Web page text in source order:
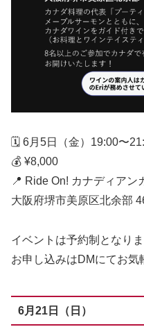
🗓 6月5日（金）19:00〜
💰 ¥8,000
📍 Ride On! カナディアン
大阪府堺市美原区北余部
イベントは予約制となりま
お申し込みはDMにてお気
6月21日（日）